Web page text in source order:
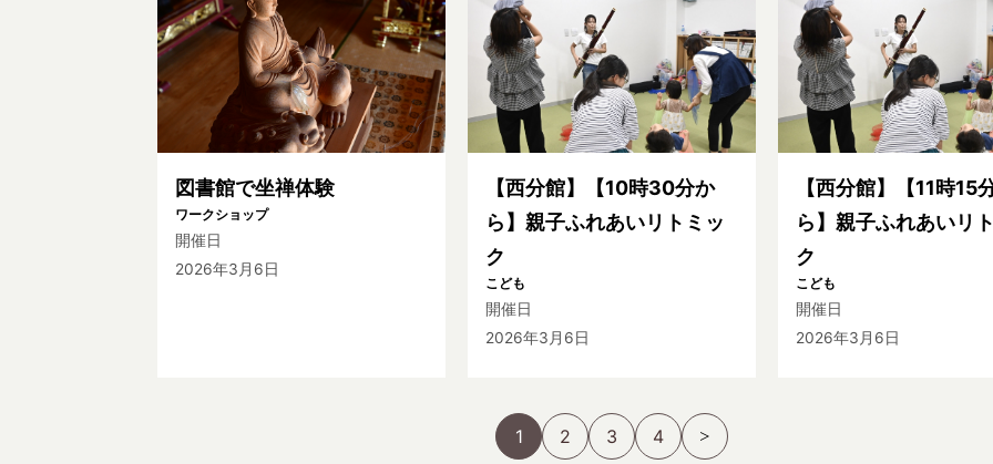
図書館で坐禅体験
ワークショップ
開催日
2026年3月6日
【西分館】【10時30分か
ら】親子ふれあいリトミッ
ク
こども
開催日
2026年3月6日
【西分館】【11時15
ら】親子ふれあいリ
ク
こども
開催日
2026年3月6日
1 2 3 4